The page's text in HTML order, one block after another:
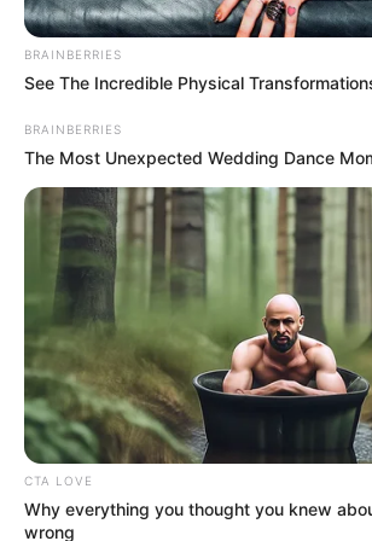
Colprensa
Por:Ingrid Liliana Jaimes Jaimes
Octubre 31, 2020
BRAINBERRIES
See The Incredible Physical
BRAINBERRIES
The Most Unexpected Wedding Dance
CTA LOVE
Why everything you thought you knew
wrong